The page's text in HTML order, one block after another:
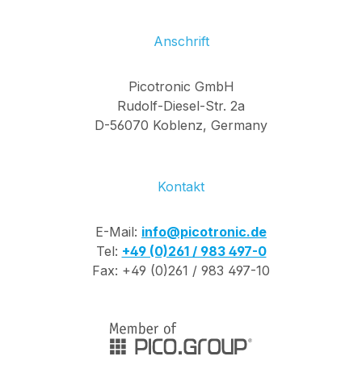
Anschrift
Picotronic GmbH
Rudolf-Diesel-Str. 2a
D-56070 Koblenz, Germany
Kontakt
E-Mail: info@picotronic.de
Tel: +49 (0)261 / 983 497-0
Fax: +49 (0)261 / 983 497-10